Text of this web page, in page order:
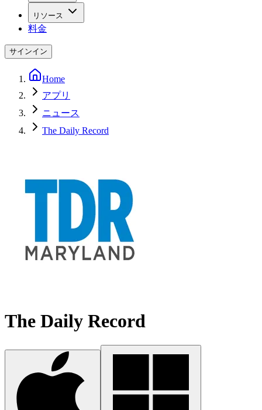
リソース
料金
サインイン
Home
アプリ
ニュース
The Daily Record
The Daily Record